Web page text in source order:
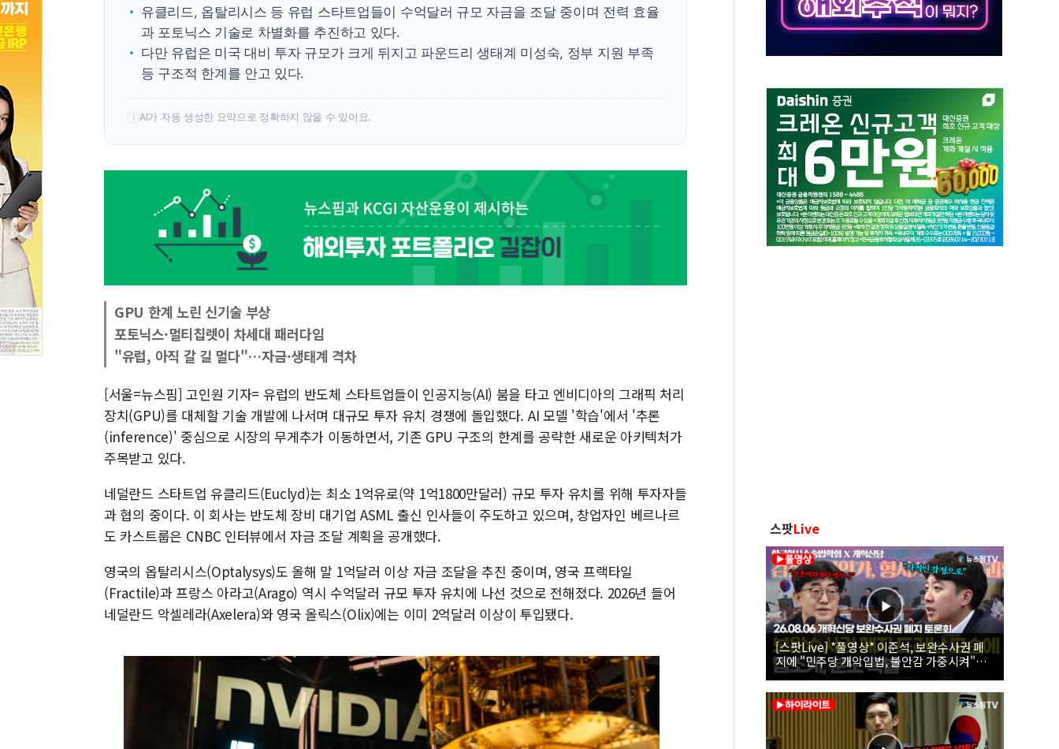
유클리드, 옵탈리시스 등 유럽 스타트업들이 수억달러 규모 자금을 조달 중이며 전력 효율
과 포토닉스 기술로 차별화를 추진하고 있다.
다만 유럽은 미국 대비 투자 규모가 크게 뒤지고 파운드리 생태계 미성숙, 정부 지원 부족
등 구조적 한계를 안고 있다.
! AI가 자동 생성한 요약으로 정확하지 않을 수 있어요.
GPU 한계 노린 신기술 부상
포토닉스·멀티칩렛이 차세대 패러다임
"유럽, 아직 갈 길 멀다"…자금·생태계 격차
[서울=뉴스핌] 고인원 기자= 유럽의 반도체 스타트업들이 인공지능(AI) 붐을 타고 엔비디아의 그래픽 처리
장치(GPU)를 대체할 기술 개발에 나서며 대규모 투자 유치 경쟁에 돌입했다. AI 모델 '학습'에서 '추론
(inference)' 중심으로 시장의 무게추가 이동하면서, 기존 GPU 구조의 한계를 공략한 새로운 아키텍처가
주목받고 있다.
네덜란드 스타트업 유클리드(Euclyd)는 최소 1억유로(약 1억1800만달러) 규모 투자 유치를 위해 투자자들
과 협의 중이다. 이 회사는 반도체 장비 대기업 ASML 출신 인사들이 주도하고 있으며, 창업자인 베르나르
도 카스트룹은 CNBC 인터뷰에서 자금 조달 계획을 공개했다.
영국의 옵탈리시스(Optalysys)도 올해 말 1억달러 이상 자금 조달을 추진 중이며, 영국 프랙타일
(Fractile)과 프랑스 아라고(Arago) 역시 수억달러 규모 투자 유치에 나선 것으로 전해졌다. 2026년 들어
네덜란드 악셀레라(Axelera)와 영국 올릭스(Olix)에는 이미 2억달러 이상이 투입됐다.
스팟Live
[스팟Live] *풀영상* 이준석, 보완수사권 폐
지에 "민주당 개악입법, 불안감 가중시켜"｜
26.08.06 개혁신당 보완수사권 폐지 토론회